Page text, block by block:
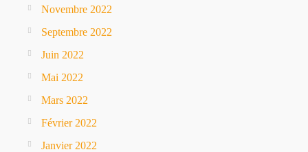
Novembre 2022
Septembre 2022
Juin 2022
Mai 2022
Mars 2022
Février 2022
Janvier 2022